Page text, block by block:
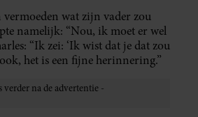
vermoeden wat zijn vader zou
namelijk: “Nou, ik moet er wel
“Ik zei: ‘Ik wist dat je dat zou
het is een fijne herinnering.”